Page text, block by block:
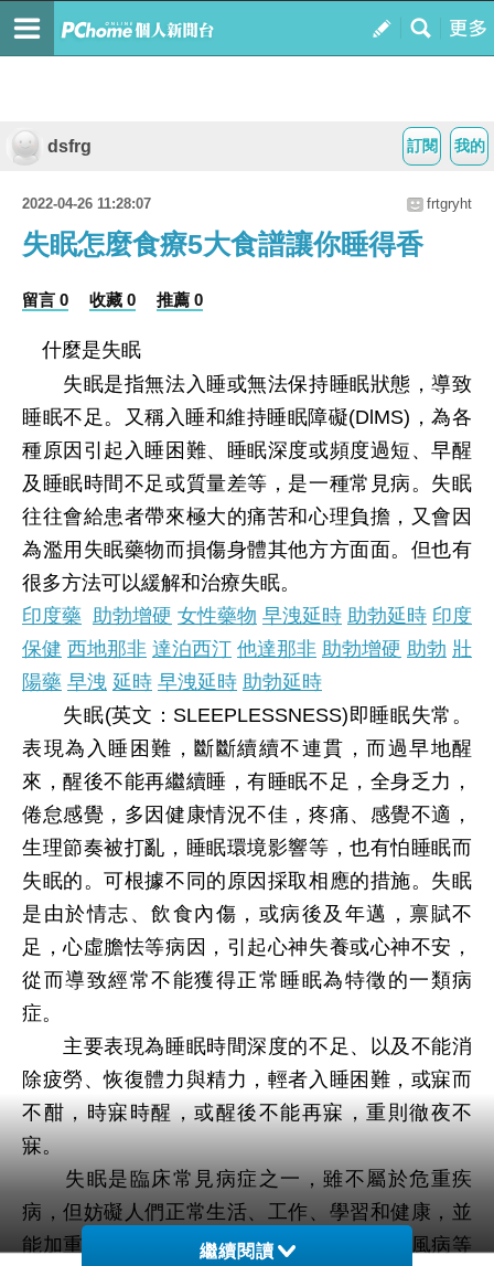
我的
訂閱
dsfrg
2022-04-26 11:28:07 frtgryht
失眠怎麼食療5大食譜讓你睡得香
留言 0 收藏 0 推薦 0
什麼是失眠
失眠是指無法入睡或無法保持睡眠狀態，導致
睡眠不足。又稱入睡和維持睡眠障礙(DlMS)，為各
種原因引起入睡困難、睡眠深度或頻度過短、早醒
及睡眠時間不足或質量差等，是一種常見病。失眠
往往會給患者帶來極大的痛苦和心理負擔，又會因
為濫用失眠藥物而損傷身體其他方方面面。但也有
很多方法可以緩解和治療失眠。
印度藥 助勃增硬 女性藥物 早洩延時 助勃延時 印度
保健 西地那非 達泊西汀 他達那非 助勃增硬 助勃 壯
陽藥 早洩 延時 早洩延時 助勃延時
失眠(英文：SLEEPLESSNESS)即睡眠失常。
表現為入睡困難，斷斷續續不連貫，而過早地醒
來，醒後不能再繼續睡，有睡眠不足，全身乏力，
倦怠感覺，多因健康情況不佳，疼痛、感覺不適，
生理節奏被打亂，睡眠環境影響等，也有怕睡眠而
失眠的。可根據不同的原因採取相應的措施。失眠
是由於情志、飲食內傷，或病後及年邁，禀賦不
足，心虛膽怯等病因，引起心神失養或心神不安，
從而導致經常不能獲得正常睡眠為特徵的一類病
症。
主要表現為睡眠時間深度的不足、以及不能消
除疲勞、恢復體力與精力，輕者入睡困難，或寐而
不酣，時寐時醒，或醒後不能再寐，重則徹夜不
寐。
失眠是臨床常見病症之一，雖不屬於危重疾
病，但妨礙人們正常生活、工作、學習和健康，並
能加重或誘發心悸、胸痺、眩暈、頭痛、中風病等
繼續閱讀